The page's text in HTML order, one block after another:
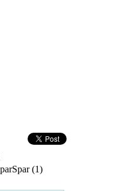
Spar (1)